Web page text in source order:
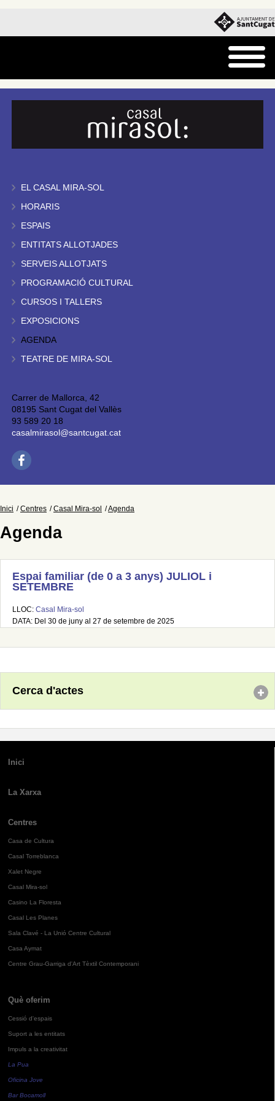
EL CASAL MIRA-SOL
HORARIS
ESPAIS
ENTITATS ALLOTJADES
SERVEIS ALLOTJATS
PROGRAMACIÓ CULTURAL
CURSOS I TALLERS
EXPOSICIONS
AGENDA
TEATRE DE MIRA-SOL
Carrer de Mallorca, 42
08195 Sant Cugat del Vallès
93 589 20 18
casalmirasol@santcugat.cat
Inici Centres Casal Mira-sol Agenda
Agenda
Espai familiar (de 0 a 3 anys) JULIOL i
SETEMBRE
LLOC: Casal Mira-sol
DATA: Del 30 de juny al 27 de setembre de 2025
Cerca d'actes
Inici
La Xarxa
Centres
Casa de Cultura
Casal Torreblanca
Xalet Negre
Casal Mira-sol
Casino La Floresta
Casal Les Planes
Sala Clavé - La Unió Centre Cultural
Casa Aymat
Centre Grau-Garriga d'Art Tèxtil Contemporani
Què oferim
Cessió d'espais
Suport a les entitats
Impuls a la creativitat
La Pua
Oficina Jove
Bar Bocamoll